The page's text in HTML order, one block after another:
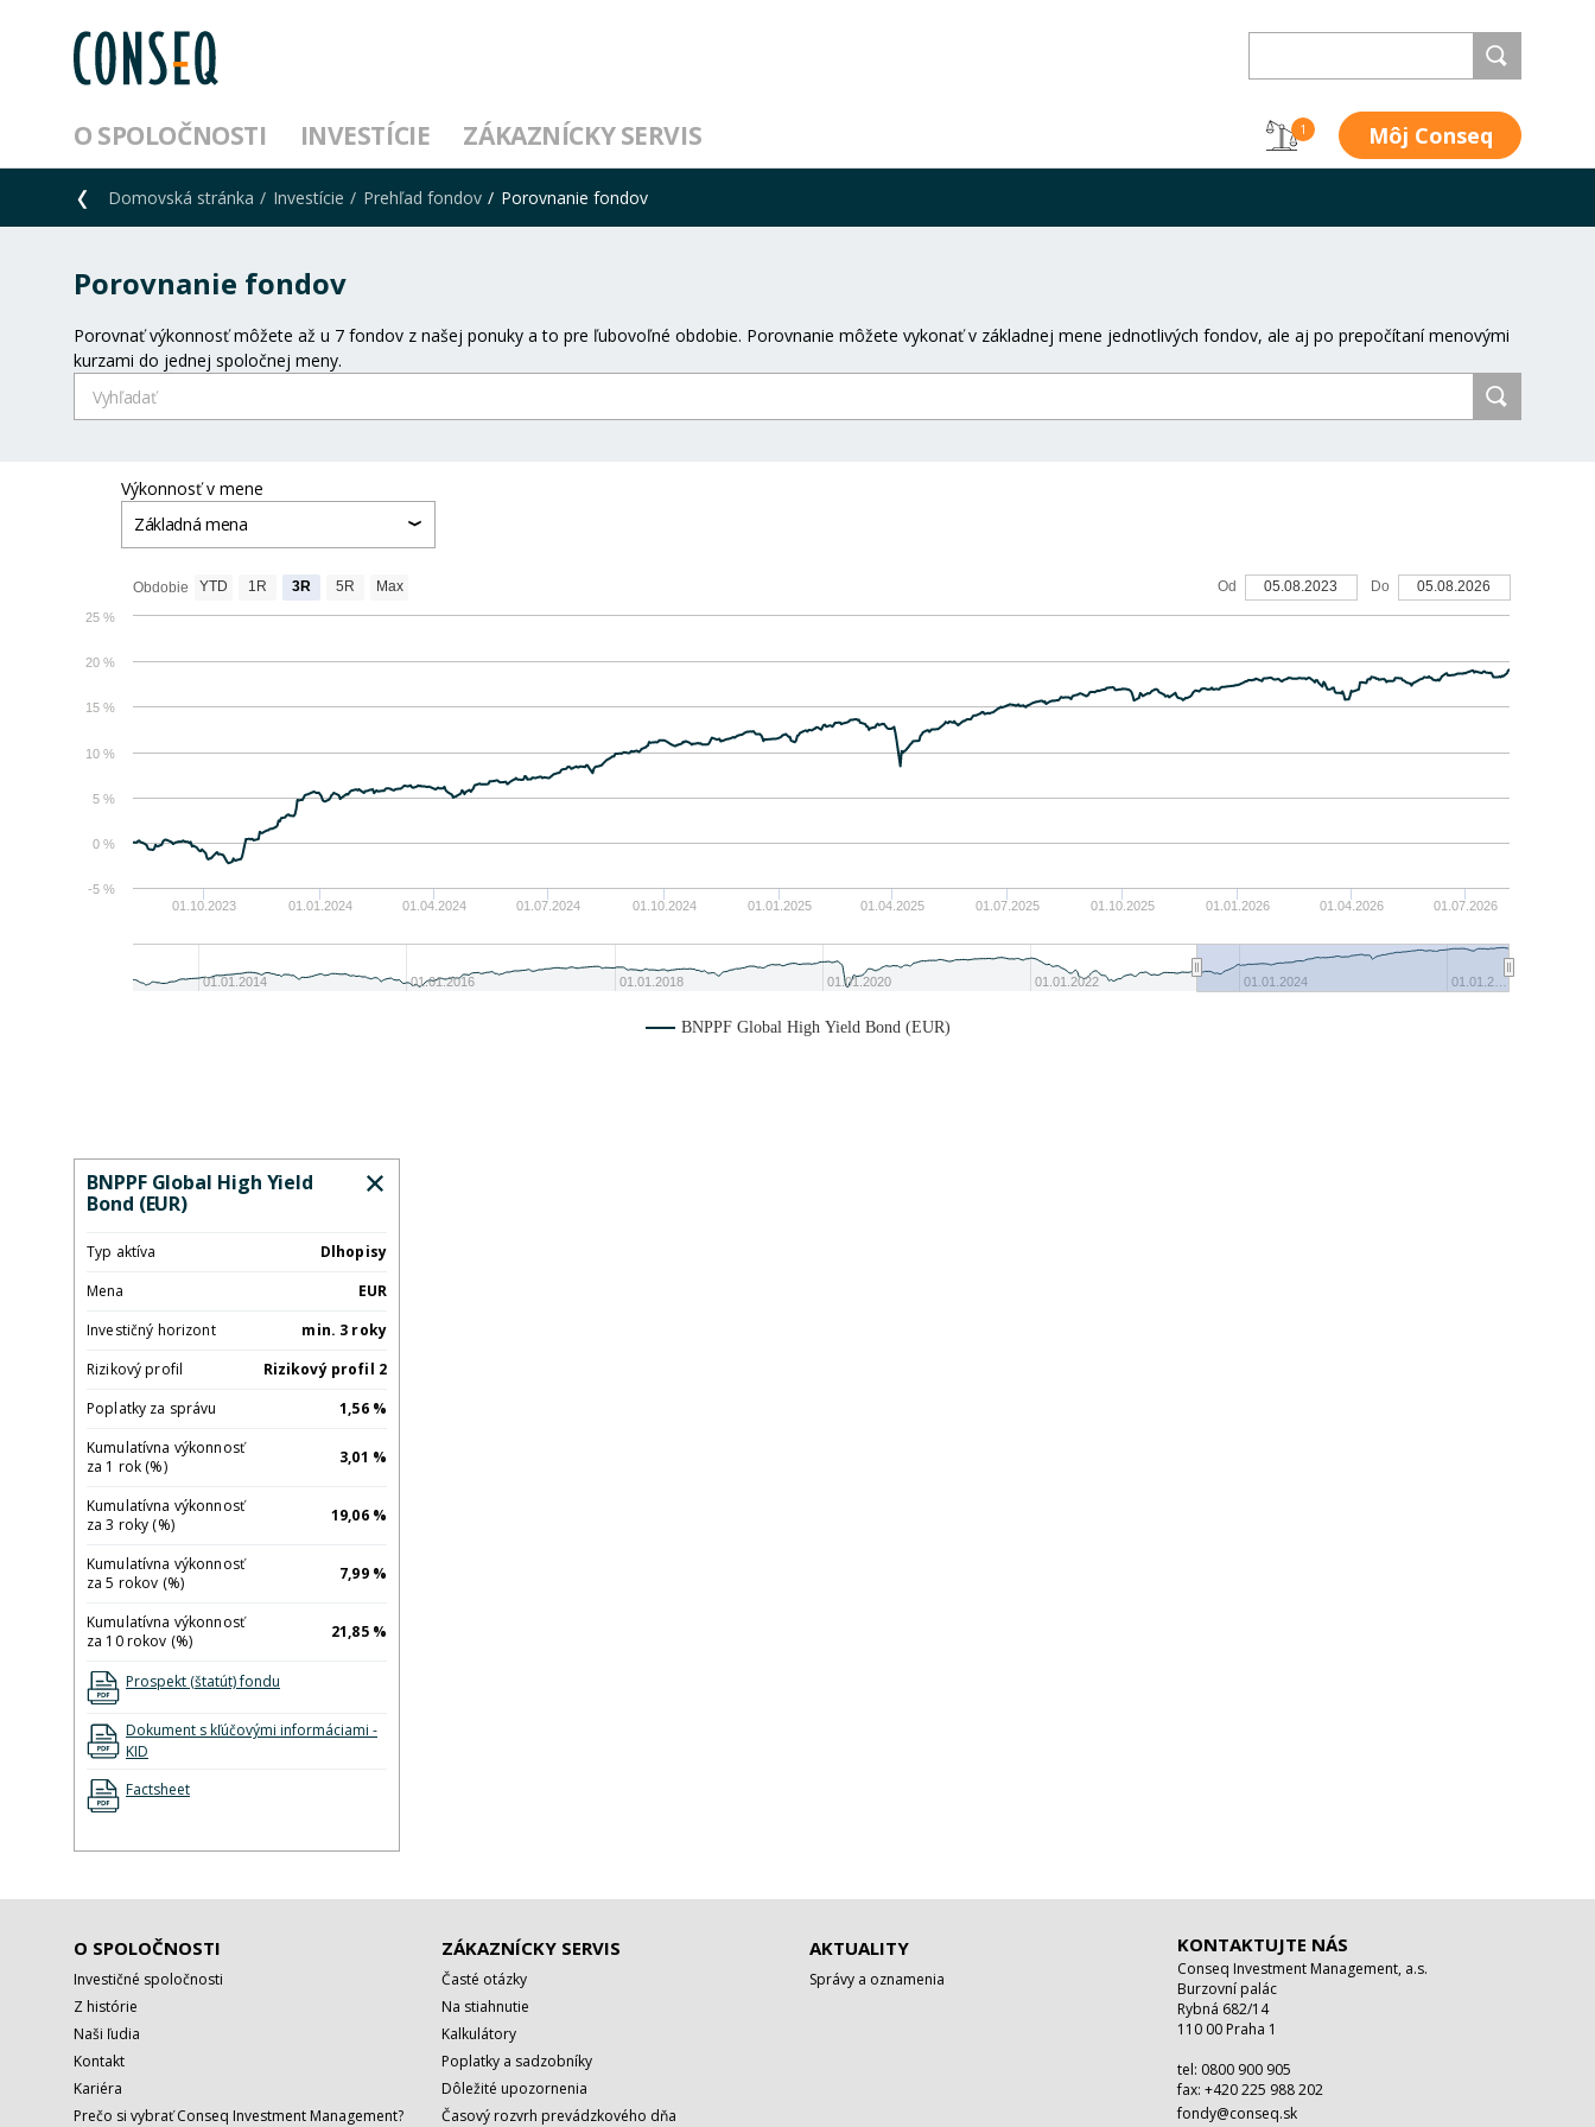
O SPOLOČNOSTI INVESTÍCIE ZÁKAZNÍCKY SERVIS 1 Môj Conseq
Domovská stránka Investície Prehľad fondov Porovnanie fondov
Porovnanie fondov
Porovnať výkonnosť môžete až u 7 fondov z našej ponuky a to pre ľubovoľné obdobie. Porovnanie môžete vykonať v základnej mene jednotlivých fondov, ale aj po prepočítaní menovými
kurzami do jednej spoločnej meny.
Výkonnosť v mene
Základná mena
01.10.2023 01.01.2024 01.04.2024 01.07.2024 01.10.2024 01.01.2025 01.04.2025 01.07.2025 01.10.2025 01.01.2026 01.04.2026 01.07.2026
01.01.2014 01.01.2016 01.01.2018 01.01.2020 01.01.2022 01.01.2024 01.01.2…
-5 %
0 %
5 %
10 %
15 %
20 %
25 %
Obdobie YTD 1R 3R 5R Max Od 05.08.2023 Do 05.08.2026
BNPPF Global High Yield Bond (EUR)
BNPPF Global High Yield
Bond (EUR)
Typ aktíva
Dlhopisy
Mena
EUR
Investičný horizont
min. 3 roky
Rizikový profil
Rizikový profil 2
Poplatky za správu
1,56 %
Kumulatívna výkonnosť
za 1 rok (%)
3,01 %
Kumulatívna výkonnosť
za 3 roky (%)
19,06 %
Kumulatívna výkonnosť
za 5 rokov (%)
7,99 %
Kumulatívna výkonnosť
za 10 rokov (%)
21,85 %
Prospekt (štatút) fondu
Dokument s kľúčovými informáciami -
KID
Factsheet
O SPOLOČNOSTI
Investičné spoločnosti
Z histórie
Naši ľudia
Kontakt
Kariéra
Prečo si vybrať Conseq Investment Management?
ZÁKAZNÍCKY SERVIS
Časté otázky
Na stiahnutie
Kalkulátory
Poplatky a sadzobníky
Dôležité upozornenia
Časový rozvrh prevádzkového dňa
AKTUALITY
Správy a oznamenia
KONTAKTUJTE NÁS
Conseq Investment Management, a.s.
Burzovní palác
Rybná 682/14
110 00 Praha 1
tel: 0800 900 905
fax: +420 225 988 202
fondy@conseq.sk